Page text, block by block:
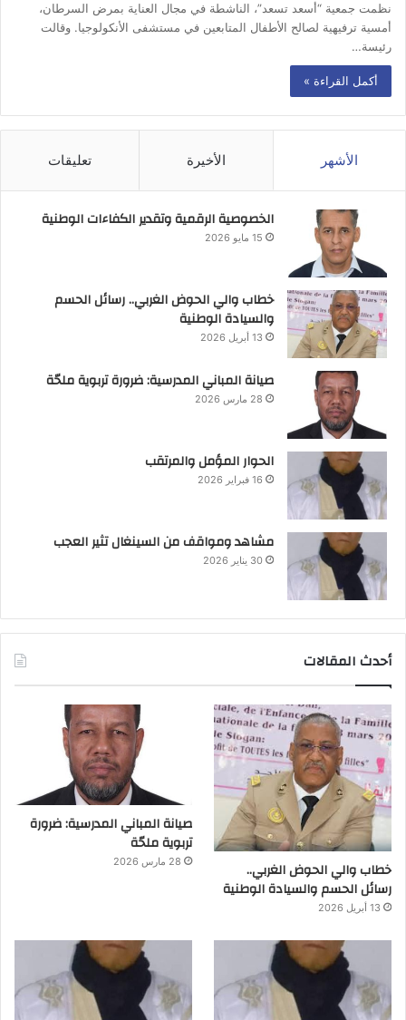
نظمت جمعية “أسعد تسعد”، الناشطة في مجال العناية بمرض السرطان،
أمسية ترفيهية لصالح الأطفال المتابعين في مستشفى الأنكولوجيا. وقالت
رئيسة…
أكمل القراءة »
الأشهر الأخيرة تعليقات
الخصوصية الرقمية وتقدير الكفاءات الوطنية
15 مايو 2026
خطاب والي الحوض الغربي.. رسائل الحسم
والسيادة الوطنية
13 أبريل 2026
صيانة المباني المدرسية: ضرورة تربوية ملحّة
28 مارس 2026
الحوار المؤمل والمرتقب
16 فبراير 2026
مشاهد ومواقف من السينغال تثير العجب
30 يناير 2026
أحدث المقالات
خطاب والي الحوض الغربي..
رسائل الحسم والسيادة الوطنية
13 أبريل 2026
صيانة المباني المدرسية: ضرورة
تربوية ملحّة
28 مارس 2026